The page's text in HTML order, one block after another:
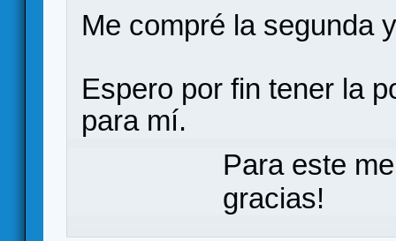
Me compré la segunda
Espero por fin tener la
para mí.
Para este
gracias!